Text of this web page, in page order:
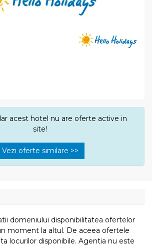
acest hotel nu are oferte active in
site!
Vezi oferte similare >>
domeniului disponibilitatea ofertelor
moment la altul. De aceea ofertele
locurilor disponibile. Agentia nu este